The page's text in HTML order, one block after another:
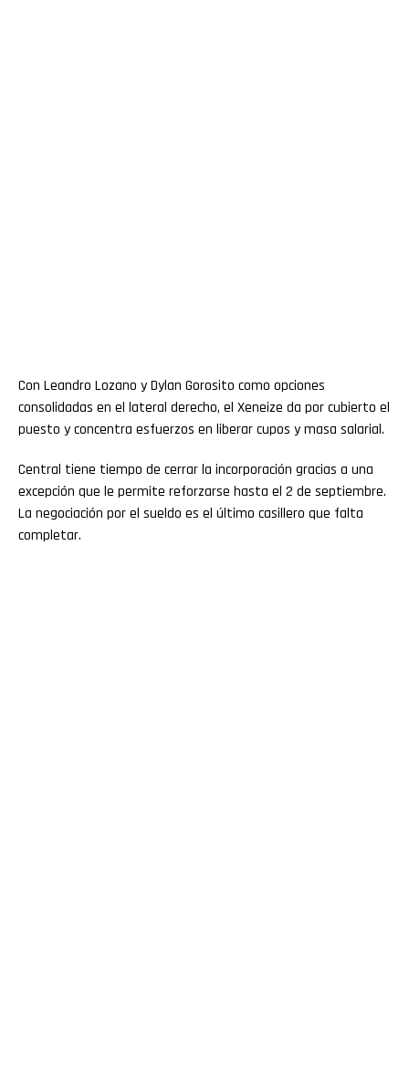
Con Leandro Lozano y Dylan Gorosito como opciones
consolidadas en el lateral derecho, el Xeneize da por cubierto el
puesto y concentra esfuerzos en liberar cupos y masa salarial.
Central tiene tiempo de cerrar la incorporación gracias a una
excepción que le permite reforzarse hasta el 2 de septiembre.
La negociación por el sueldo es el último casillero que falta
completar.